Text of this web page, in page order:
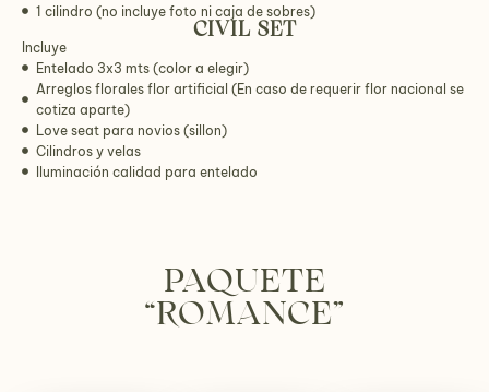
1 cilindro (no incluye foto ni caja de sobres)
CIVIL SET
Incluye
Entelado 3x3 mts (color a elegir)
Arreglos florales flor artificial (En caso de requerir flor nacional se
cotiza aparte)
Love seat para novios (sillon)
Cilindros y velas
Iluminación calidad para entelado
PAQUETE
“ROMANCE”